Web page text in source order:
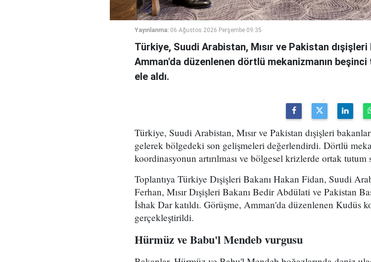
Yayınlanma: 06 Ağustos 2026 Perşembe 09:35
Türkiye, Suudi Arabistan, Mısır ve Pakistan
Amman'da düzenlenen dörtlü mekanizmanın
ele aldı.
Türkiye, Suudi Arabistan, Mısır ve Pakistan dışişleri
gelerek bölgedeki son gelişmeleri değerlendirdi. Dörtlü
koordinasyonun artırılması ve bölgesel krizlerde ortak
Toplantıya Türkiye Dışişleri Bakanı Hakan Fidan, Suudi
Ferhan, Mısır Dışişleri Bakanı Bedir Abdülati ve Pakistan
İshak Dar katıldı. Görüşme, Amman'da düzenlenen Kudüs
gerçekleştirildi.
Hürmüz ve Babu'l Mendeb vurgusu